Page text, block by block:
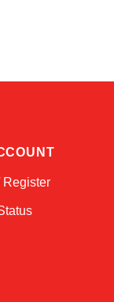
Register